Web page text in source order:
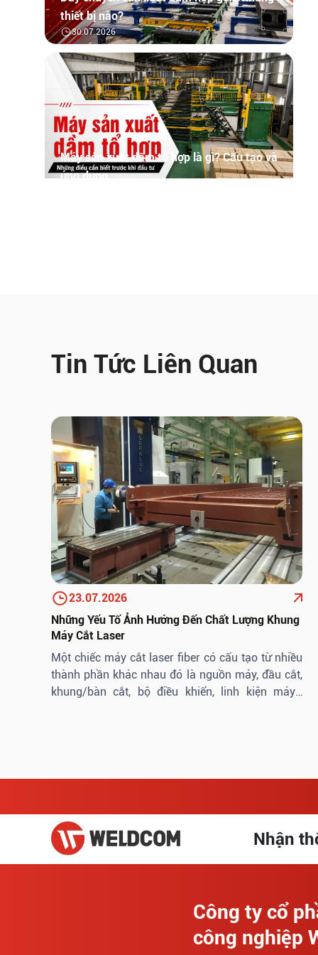
thiết bị nào?
30.07.2026
Máy sản xuất dầm tổ hợp là gì? Cấu tạo và
ứng dụng
03.08.2026
Hướng dẫn sử dụng máy chấn chi tiết,
đúng kỹ thuật
30.07.2026
SO SÁNH CẮT LASER XẢ CUỘN VỚI
PHƯƠNG PHÁP CẮT LASER THÔNG
THƯỜNG
27.07.2026
hoạt cho nhà máy sản xuất kết cấu thép
28.07.2026
Tin Tức Liên Quan
23.07.2026
Những Yếu Tố Ảnh Hướng Đến Chất Lượng Khung
Máy Cắt Laser
Một chiếc máy cắt laser fiber có cấu tạo từ nhiều
thành phần khác nhau đó là nguồn máy, đầu cắt,
khung/bàn cắt, bộ điều khiển, linh kiện máy…
Nhận
Công ty cổ
công nghiệp